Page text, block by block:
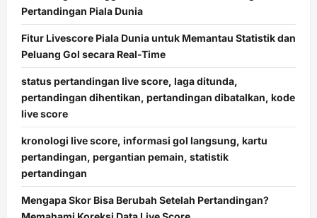
Pertandingan Piala Dunia
Fitur Livescore Piala Dunia untuk Memantau Statistik dan
Peluang Gol secara Real-Time
status pertandingan live score, laga ditunda,
pertandingan dihentikan, pertandingan dibatalkan, kode
live score
kronologi live score, informasi gol langsung, kartu
pertandingan, pergantian pemain, statistik
pertandingan
Mengapa Skor Bisa Berubah Setelah Pertandingan?